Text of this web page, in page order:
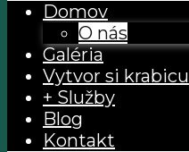
Domov
O nás
Galéria
Vytvor si krabicu
+ Služby
Blog
Kontakt